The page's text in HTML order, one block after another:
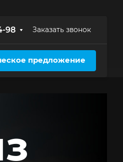
98 Заказать звонок
предложение